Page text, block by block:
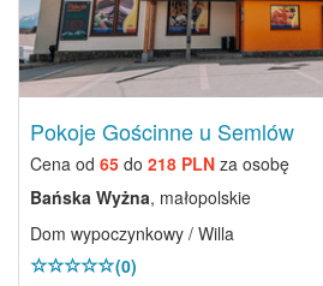
Pokoje Gościnne u Semlów
Cena od 65 do 218 PLN za osobę
Bańska Wyżna, małopolskie
Dom wypoczynkowy / Willa
(0)